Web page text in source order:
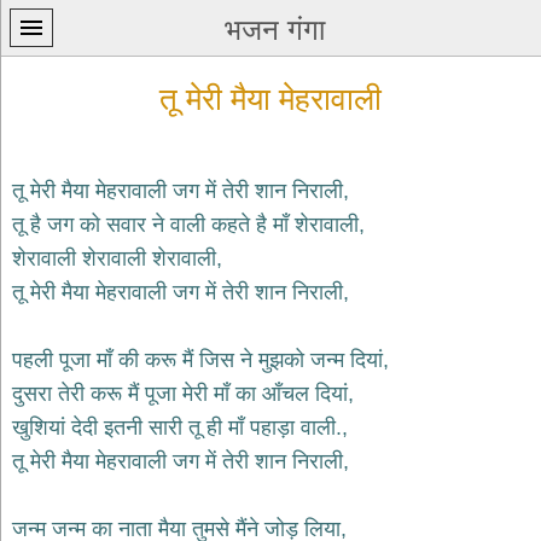
भजन गंगा
प्रथम
पन्ना
home
भजन
krishna
bhajans
शिव
भजन
हनुमान
तू मेरी मैया मेहरावाली
तू मेरी मैया मेहरावाली जग में तेरी शान निराली,
तू है जग को सवार ने वाली कहते है माँ शेरावाली,
शेरावाली शेरावाली शेरावाली,
तू मेरी मैया मेहरावाली जग में तेरी शान निराली,
पहली पूजा माँ की करू मैं जिस ने मुझको जन्म दियां,
दुसरा तेरी करू मैं पूजा मेरी माँ का आँचल दियां,
खुशियां देदी इतनी सारी तू ही माँ पहाड़ा वाली.,
तू मेरी मैया मेहरावाली जग में तेरी शान निराली,
जन्म जन्म का नाता मैया तुमसे मैंने जोड़ लिया,